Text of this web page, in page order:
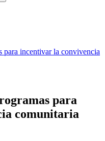
para incentivar la convivencia
para
comunitaria